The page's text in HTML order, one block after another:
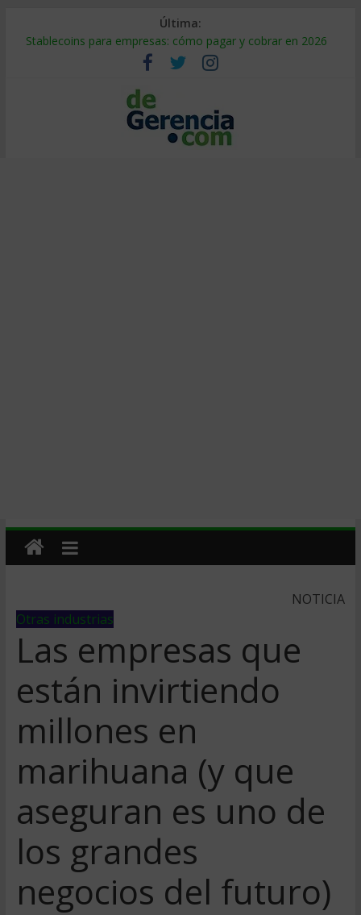
Última:
Stablecoins para empresas: cómo pagar y cobrar en 2026
Despido silencioso: qué es y por qué sale tan caro
IA en selección de personal: cómo auditarla a tiempo
Trabajo forzoso en la cadena de suministro: qué hacer
Mercado hispano de EE. UU.: cómo segmentarlo y venderle
NOTICIA
Otras industrias
Las empresas que
están invirtiendo
millones en
marihuana (y que
aseguran es uno de
los grandes
negocios del futuro)